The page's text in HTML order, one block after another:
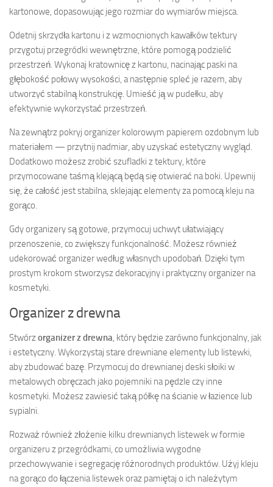
kartonowe, dopasowując jego rozmiar do wymiarów miejsca.
Odetnij skrzydła kartonu i z wzmocnionych kawałków tektury
przygotuj przegródki wewnętrzne, które pomogą podzielić
przestrzeń. Wykonaj kratownicę z kartonu, nacinając paski na
głębokość połowy wysokości, a następnie spleć je razem, aby
utworzyć stabilną konstrukcję. Umieść ją w pudełku, aby
efektywnie wykorzystać przestrzeń.
Na zewnątrz pokryj organizer kolorowym papierem ozdobnym lub
materiałem — przytnij nadmiar, aby uzyskać estetyczny wygląd.
Dodatkowo możesz zrobić szufladki z tektury, które
przymocowane taśmą klejącą będą się otwierać na boki. Upewnij
się, że całość jest stabilna, sklejając elementy za pomocą kleju na
gorąco.
Gdy organizery są gotowe, przymocuj uchwyt ułatwiający
przenoszenie, co zwiększy funkcjonalność. Możesz również
udekorować organizer według własnych upodobań. Dzięki tym
prostym krokom stworzysz dekoracyjny i praktyczny organizer na
kosmetyki.
Organizer z drewna
Stwórzorganizer z drewna, który będzie zarówno funkcjonalny, jak
i estetyczny. Wykorzystaj stare drewniane elementy lub listewki,
aby zbudować bazę. Przymocuj do drewnianej deski słoiki w
metalowych obręczach jako pojemniki na pędzle czy inne
kosmetyki. Możesz zawiesić taką półkę na ścianie w łazience lub
sypialni.
Rozważ również złożenie kilku drewnianych listewek w formie
organizeru z przegródkami, co umożliwia wygodne
przechowywanie i segregację różnorodnych produktów. Użyj kleju
na gorąco do łączenia listewek oraz pamiętaj o ich należytym